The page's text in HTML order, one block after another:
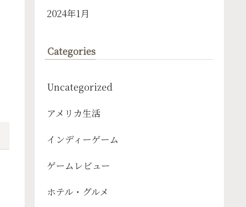
2024年1月
Categories
Uncategorized
アメリカ生活
インディーゲーム
ゲームレビュー
ホテル・グルメ